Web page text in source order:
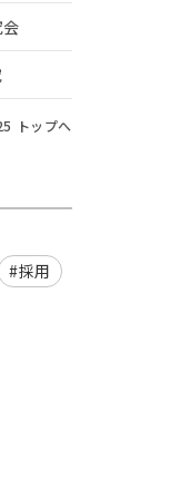
トップへ
#採用